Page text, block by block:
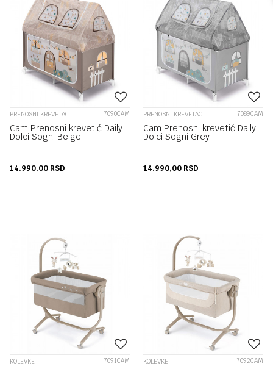
PRENOSNI KREVETAC 7090CAM
Cam Prenosni krevetić Daily
Dolci Sogni Beige
14.990,00 RSD
PRENOSNI KREVETAC 7089CAM
Cam Prenosni krevetić Daily
Dolci Sogni Grey
14.990,00 RSD
KOLEVKE 7091CAM KOLEVKE 7092CAM